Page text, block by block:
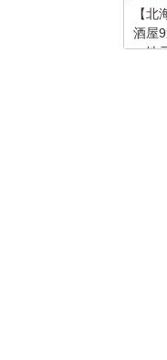
【
酒屋
い地